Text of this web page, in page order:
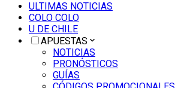
ULTIMAS NOTICIAS
COLO COLO
U DE CHILE
APUESTAS
NOTICIAS
PRONÓSTICOS
GUÍAS